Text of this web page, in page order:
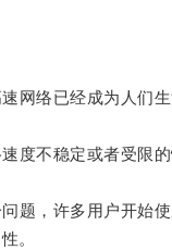
络已经成为人们生
不稳定或者受限的
，许多用户开始使
。